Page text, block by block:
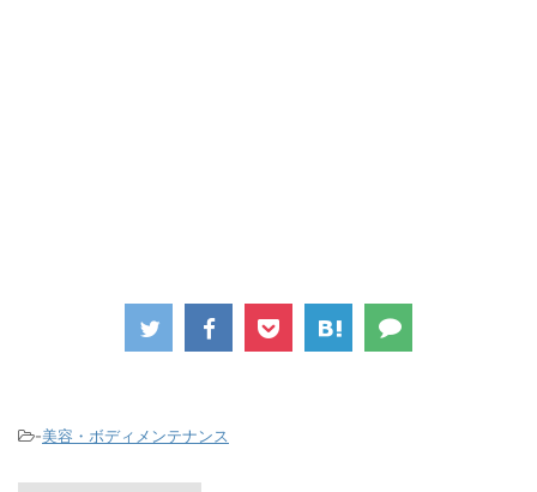
-美容・ボディメンテナンス